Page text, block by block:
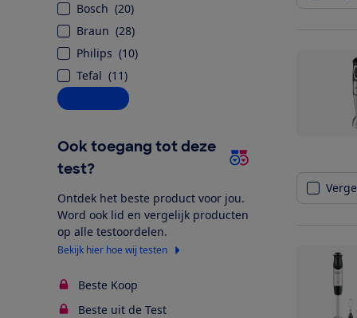
Bosch (20)
Braun (28)
Philips (10)
Tefal (11)
Alle opties
Ook toegang tot deze
test?
Ontdek het beste product voor jou.
Word ook lid en vergelijk producten
op alle testoordelen.
Bekijk hier hoe wij testen
Beste Koop
Beste uit de Test